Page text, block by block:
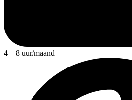
4—8 uur/maand